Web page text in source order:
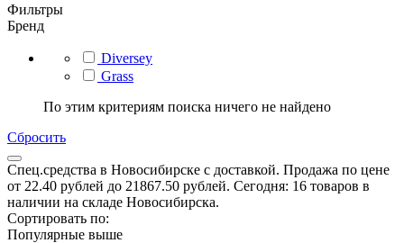
Фильтры
Бренд
Diversey
Grass
По этим критериям поиска ничего не найдено
Сбросить
Спец.средства в Новосибирске с доставкой. Продажа по цене
от 22.40 рублей до 21867.50 рублей. Сегодня: 16 товаров в
наличии на складе Новосибирска.
Сортировать по:
Популярные выше